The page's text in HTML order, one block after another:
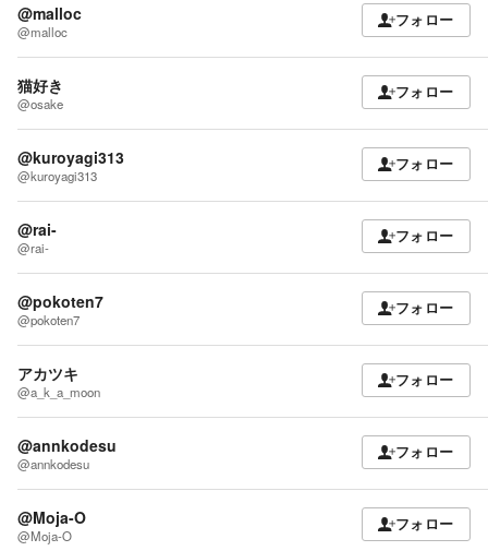
@malloc
@malloc
フォロー
猫好き
@osake
フォロー
@kuroyagi313
@kuroyagi313
フォロー
@rai-
@rai-
フォロー
@pokoten7
@pokoten7
フォロー
アカツキ
@a_k_a_moon
フォロー
@annkodesu
@annkodesu
フォロー
@Moja-O
@Moja-O
フォロー